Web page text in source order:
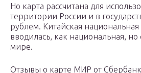
Но карта рассчитана для
территории России и в
рублем. Китайская национальная
вводилась, как национальная,
мире.
Отзывы о карте МИР от